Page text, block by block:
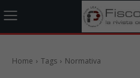
Home Tags Normativa